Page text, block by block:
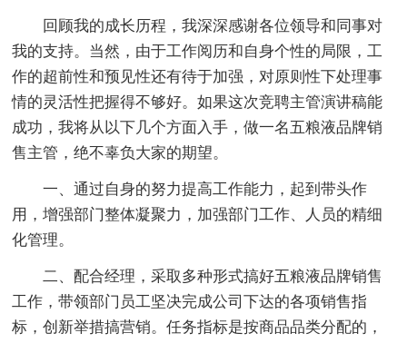
回顾我的成长历程，我深深感谢各位领导和同事对
我的支持。当然，由于工作阅历和自身个性的局限，工
作的超前性和预见性还有待于加强，对原则性下处理事
情的灵活性把握得不够好。如果这次竞聘主管演讲稿能
成功，我将从以下几个方面入手，做一名五粮液品牌销
售主管，绝不辜负大家的期望。
一、通过自身的努力提高工作能力，起到带头作
用，增强部门整体凝聚力，加强部门工作、人员的精细
化管理。
二、配合经理，采取多种形式搞好五粮液品牌销售
工作，带领部门员工坚决完成公司下达的各项销售指
标，创新举措搞营销。任务指标是按商品品类分配的，